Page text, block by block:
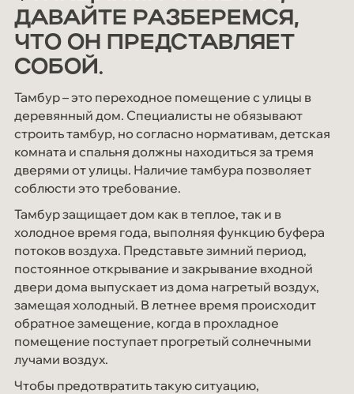
Мероприятия
СОУТ
Блог
Контакты
ДАВАЙТЕ РАЗБЕРЕМСЯ,
ЧТО ОН ПРЕДСТАВЛЯЕТ
СОБОЙ.
Тамбур – это переходное помещение с улицы в
деревянный дом. Специалисты не обязывают
строить тамбур, но согласно нормативам, детская
комната и спальня должны находиться за тремя
дверями от улицы. Наличие тамбура позволяет
соблюсти это требование.
Тамбур защищает дом как в теплое, так и в
холодное время года, выполняя функцию буфера
потоков воздуха. Представьте зимний период,
постоянное открывание и закрывание входной
двери дома выпускает из дома нагретый воздух,
замещая холодный. В летнее время происходит
обратное замещение, когда в прохладное
помещение поступает прогретый солнечными
лучами воздух.
Чтобы предотвратить такую ситуацию,